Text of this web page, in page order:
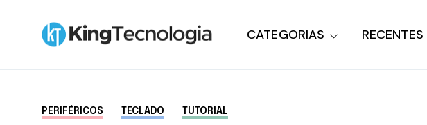
CATEGORIAS RECENTES
PERIFÉRICOS TECLADO TUTORIAL